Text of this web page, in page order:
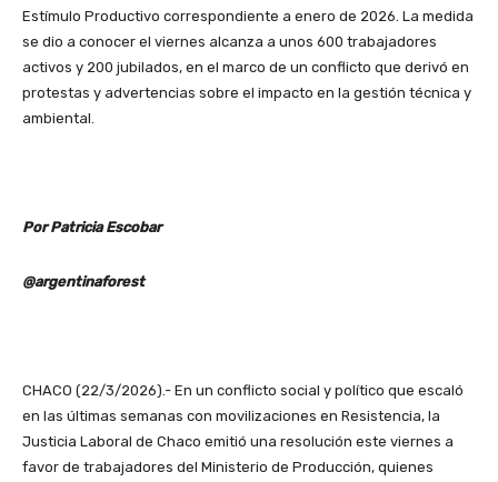
Estímulo Productivo correspondiente a enero de 2026. La medida
se dio a conocer el viernes alcanza a unos 600 trabajadores
activos y 200 jubilados, en el marco de un conflicto que derivó en
protestas y advertencias sobre el impacto en la gestión técnica y
ambiental.
Por Patricia Escobar
@argentinaforest
CHACO (22/3/2026).- En un conflicto social y político que escaló
en las últimas semanas con movilizaciones en Resistencia, la
Justicia Laboral de Chaco emitió una resolución este viernes a
favor de trabajadores del Ministerio de Producción, quienes